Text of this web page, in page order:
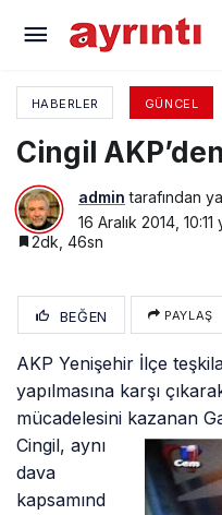
HABERLER GÜNCEL
Cingil
admin tarafından
16 Aralık 2014, 10:11
2dk, 46sn
BEĞEN PAYLAŞ
AKP Yenişehir İlçe
yapılmasına karşı
mücadelesini kazanan
Cingil, aynı
dava
kapsamınd
Cenaze Namazı